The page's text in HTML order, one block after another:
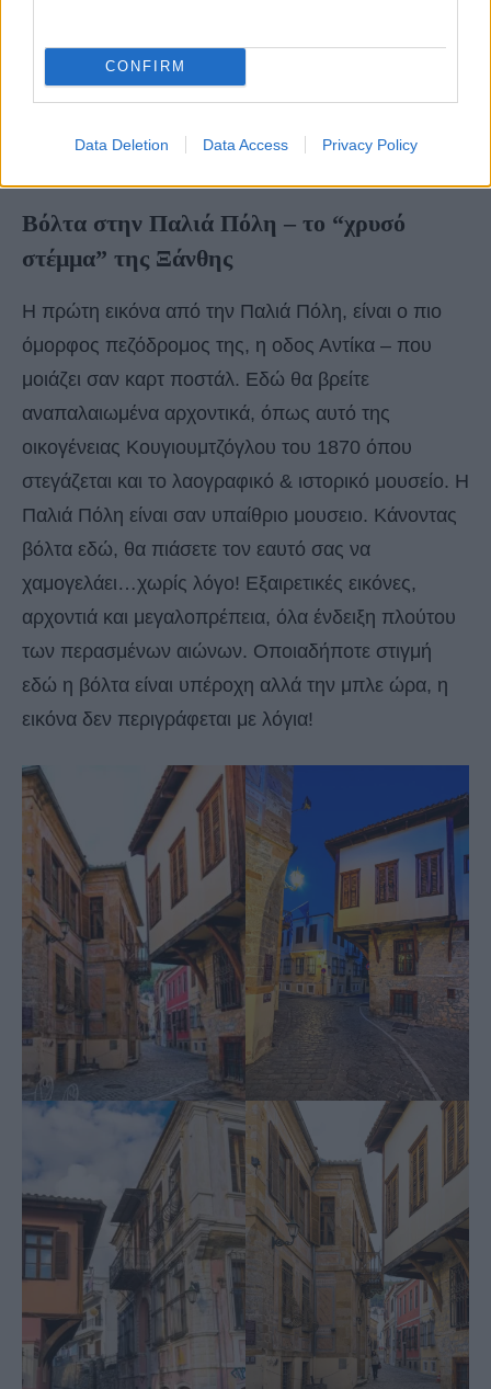
CONFIRM
Data Deletion Data Access Privacy Policy
Βόλτα στην Παλιά Πόλη – το “χρυσό
στέμμα” της Ξάνθης
Η πρώτη εικόνα από την Παλιά Πόλη, είναι ο πιο
όμορφος πεζόδρομος της, η οδος Αντίκα – που
μοιάζει σαν καρτ ποστάλ. Εδώ θα βρείτε
αναπαλαιωμένα αρχοντικά, όπως αυτό της
οικογένειας Κουγιουμτζόγλου του 1870 όπου
στεγάζεται και το λαογραφικό & ιστορικό μουσείο. Η
Παλιά Πόλη είναι σαν υπαίθριο μουσειο. Κάνοντας
βόλτα εδώ, θα πιάσετε τον εαυτό σας να
χαμογελάει…χωρίς λόγο! Εξαιρετικές εικόνες,
αρχοντιά και μεγαλοπρέπεια, όλα ένδειξη πλούτου
των περασμένων αιώνων. Οποιαδήποτε στιγμή
εδώ η βόλτα είναι υπέροχη αλλά την μπλε ώρα, η
εικόνα δεν περιγράφεται με λόγια!